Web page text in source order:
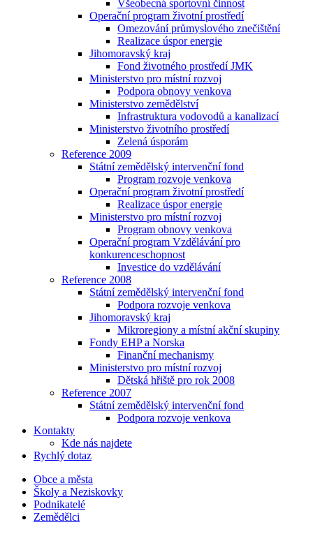
Všeobecná sportovní činnost
Operační program životní prostředí
Omezování průmyslového znečištění
Realizace úspor energie
Jihomoravský kraj
Fond životného prostředí JMK
Ministerstvo pro místní rozvoj
Podpora obnovy venkova
Ministerstvo zemědělství
Infrastruktura vodovodů a kanalizací
Ministerstvo životního prostředí
Zelená úsporám
Reference 2009
Státní zemědělský intervenční fond
Program rozvoje venkova
Operační program životní prostředí
Realizace úspor energie
Ministerstvo pro místní rozvoj
Program obnovy venkova
Operační program Vzdělávání pro
konkurenceschopnost
Investice do vzdělávání
Reference 2008
Státní zemědělský intervenční fond
Podpora rozvoje venkova
Jihomoravský kraj
Mikroregiony a místní akční skupiny
Fondy EHP a Norska
Finanční mechanismy
Ministerstvo pro místní rozvoj
Dětská hřiště pro rok 2008
Reference 2007
Státní zemědělský intervenční fond
Podpora rozvoje venkova
Kontakty
Kde nás najdete
Rychlý dotaz
Obce a města
Školy a Neziskovky
Podnikatelé
Zemědělci